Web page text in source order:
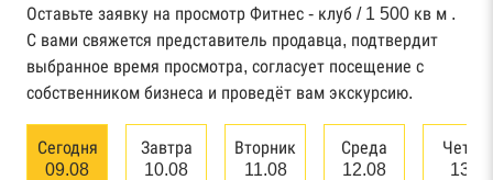
Федерального казначейства
Картотека арбитражных дел Высшего
арбитражного суда
Единый федеральный реестр сведений о
банкротстве юридических лиц
Оставьте заявку на просмотр Фитнес - клуб / 1 500 кв м .
С вами свяжется представитель продавца, подтвердит
выбранное время просмотра, согласует посещение с
собственником бизнеса и проведёт вам экскурсию.
Сегодня
09.08
Завтра
10.08
Вторник
11.08
Среда
12.08
13.08